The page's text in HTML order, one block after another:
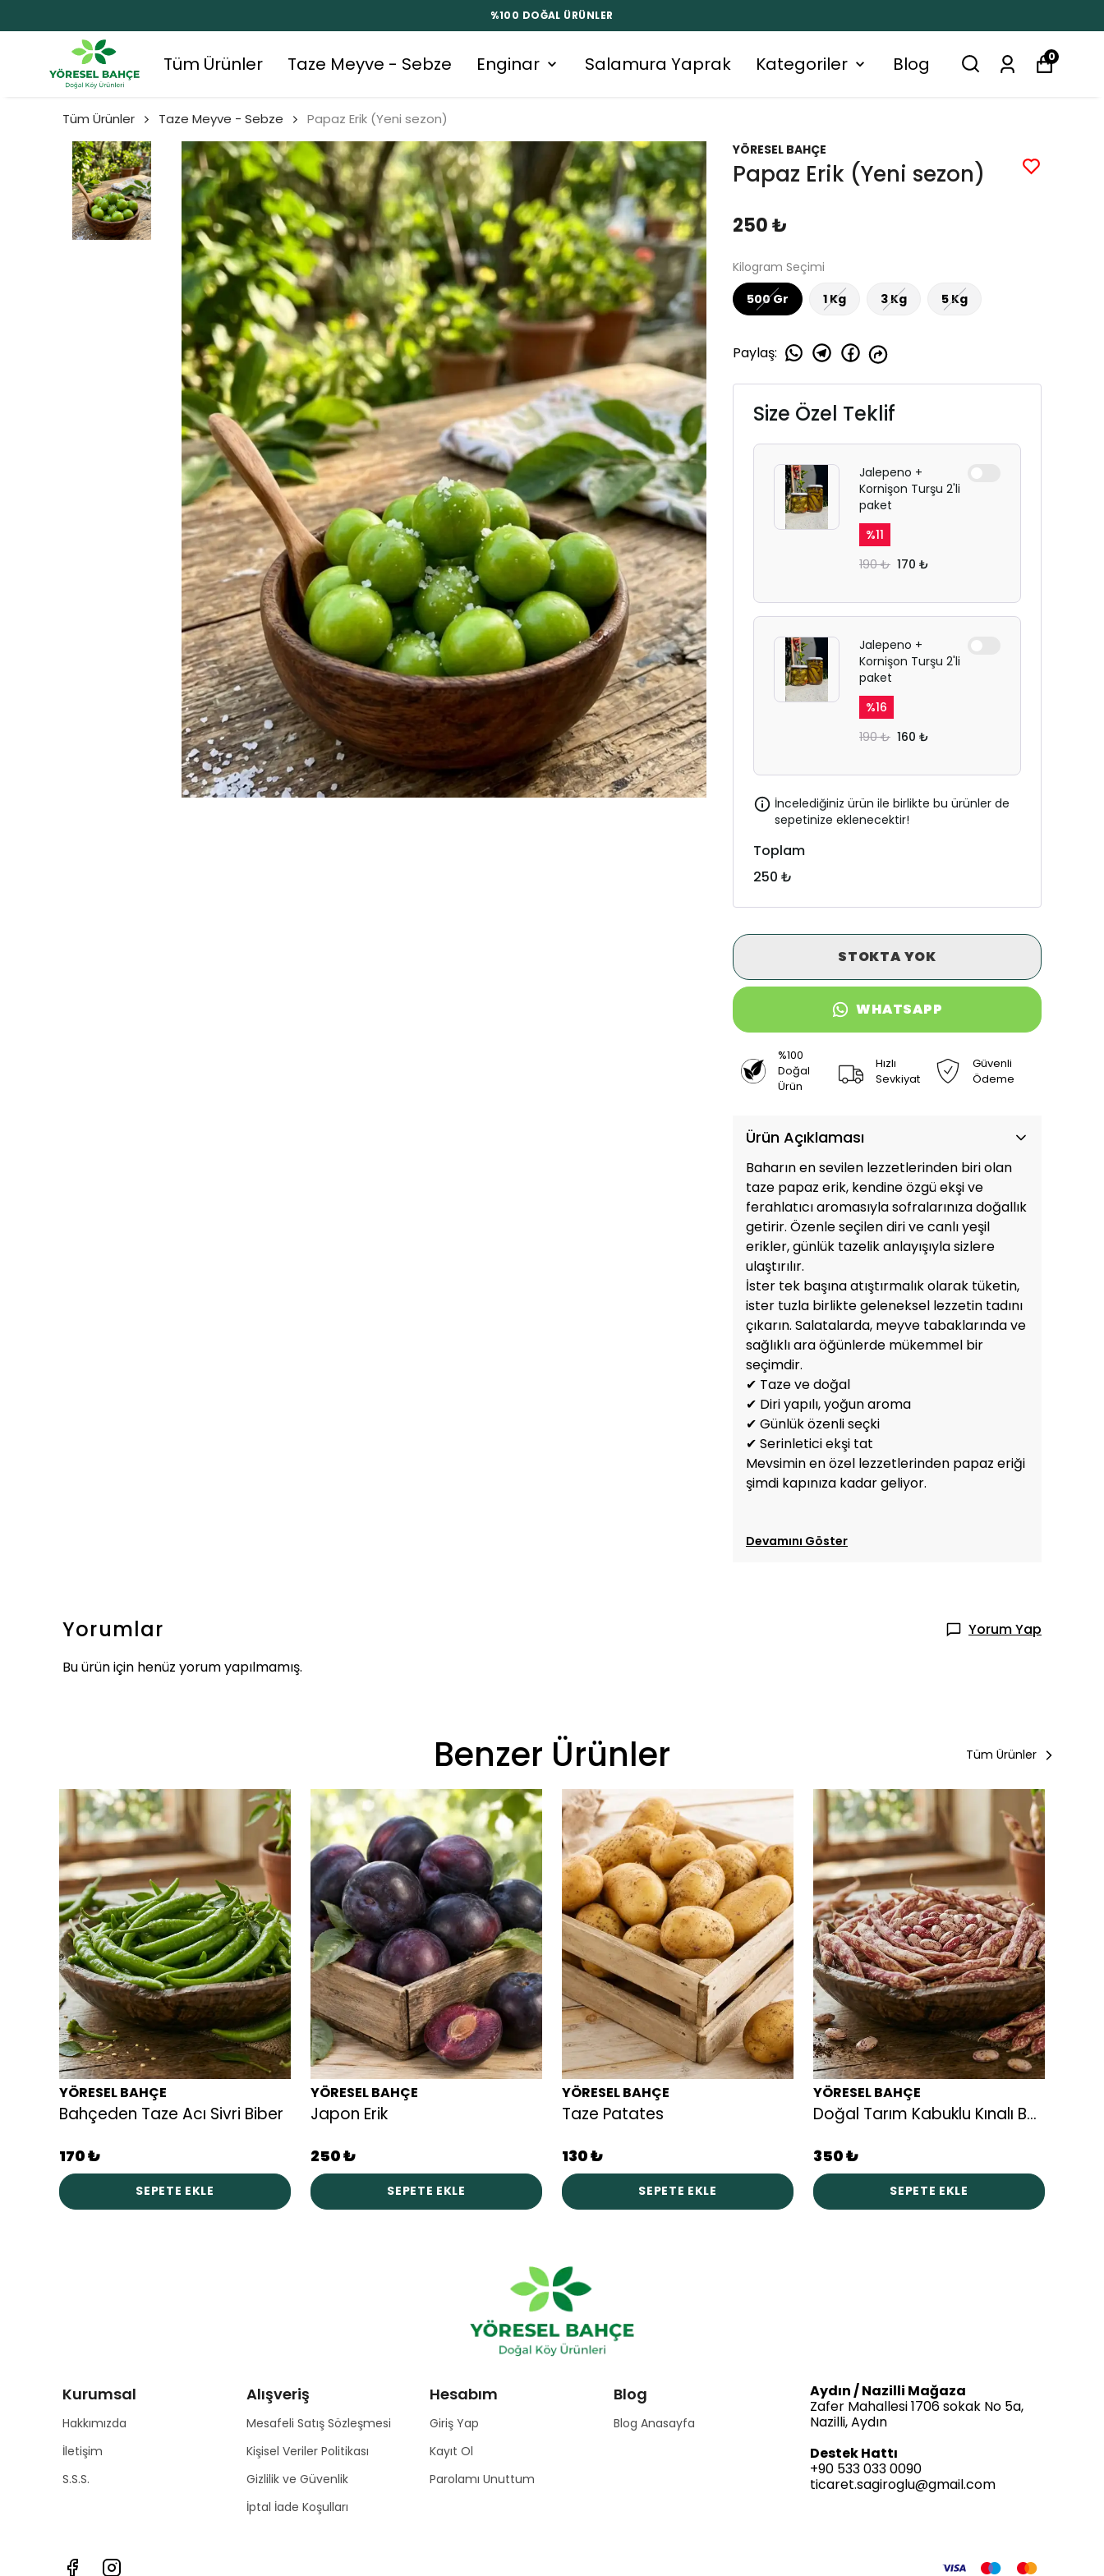
%100 DOĞAL ÜRÜNLER
Tüm Ürünler Taze Meyve - Sebze Enginar Salamura Yaprak Kategoriler Blog 0
Tüm Ürünler Taze Meyve - Sebze Papaz Erik (Yeni sezon)
YÖRESEL BAHÇE
Papaz Erik (Yeni sezon)
250 ₺
Kilogram Seçimi
500 Gr
1 Kg 3 Kg 5 Kg
Paylaş:
Size Özel Teklif
Jalepeno +
Kornişon Turşu 2'li
paket
%11
190 ₺ 170 ₺
Jalepeno +
Kornişon Turşu 2'li
paket
%16
190 ₺ 160 ₺
İncelediğiniz ürün ile birlikte bu ürünler de
sepetinize eklenecektir!
Toplam
250 ₺
STOKTA YOK
WHATSAPP
%100
Doğal
Ürün
Hızlı
Sevkiyat
Güvenli
Ödeme
Ürün Açıklaması
Baharın en sevilen lezzetlerinden biri olan
taze papaz erik, kendine özgü ekşi ve
ferahlatıcı aromasıyla sofralarınıza doğallık
getirir. Özenle seçilen diri ve canlı yeşil
erikler, günlük tazelik anlayışıyla sizlere
ulaştırılır.
İster tek başına atıştırmalık olarak tüketin,
ister tuzla birlikte geleneksel lezzetin tadını
çıkarın. Salatalarda, meyve tabaklarında ve
sağlıklı ara öğünlerde mükemmel bir
seçimdir.
✔ Taze ve doğal
✔ Diri yapılı, yoğun aroma
✔ Günlük özenli seçki
✔ Serinletici ekşi tat
Mevsimin en özel lezzetlerinden papaz eriği
şimdi kapınıza kadar geliyor.
Devamını Göster
Yorumlar
Yorum Yap
Bu ürün için henüz yorum yapılmamış.
Benzer Ürünler Tüm Ürünler
YÖRESEL BAHÇE
Bahçeden Taze Acı Sivri Biber
170 ₺
SEPETE EKLE
YÖRESEL BAHÇE
Japon Erik
250 ₺
SEPETE EKLE
YÖRESEL BAHÇE
Taze Patates
130 ₺
SEPETE EKLE
YÖRESEL BAHÇE
Doğal Tarım Kabuklu Kınalı Barbunya
350 ₺
SEPETE EKLE
Kurumsal
Hakkımızda
İletişim
S.S.S.
Alışveriş
Mesafeli Satış Sözleşmesi
Kişisel Veriler Politikası
Gizlilik ve Güvenlik
İptal İade Koşulları
Hesabım
Giriş Yap
Kayıt Ol
Parolamı Unuttum
Blog
Blog Anasayfa
Aydın / Nazilli Mağaza
Zafer Mahallesi 1706 sokak No 5a,
Nazilli, Aydın
Destek Hattı
+90 533 033 0090
ticaret.sagiroglu@gmail.com